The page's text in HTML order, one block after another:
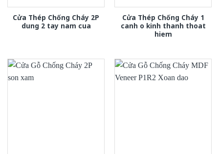
Cửa Thép Chống Cháy 2P
dung 2 tay nam cua
Cửa Thép Chống Cháy 1
canh o kinh thanh thoat
hiem